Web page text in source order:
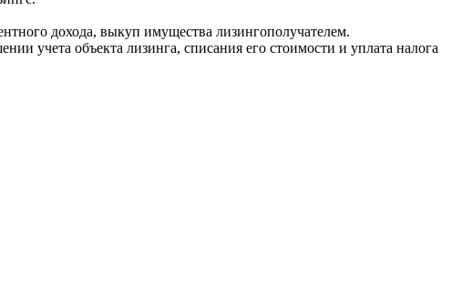
дохода, выкуп имущества лизингополучателем.
учета объекта лизинга, списания его стоимости и уплата налога